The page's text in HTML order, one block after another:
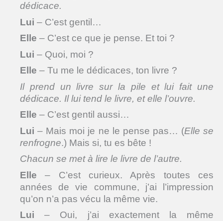
dédicace.
Lui – C’est gentil…
Elle – C’est ce que je pense. Et toi ?
Lui – Quoi, moi ?
Elle – Tu me le dédicaces, ton livre ?
Ilprend un livre sur la pile et lui fait une
dédicace. Il lui tend le livre, et elle l’ouvre.
Elle – C’est gentil aussi…
Lui – Mais moi je ne le pense pas… (Elle se
renfrogne.) Mais si, tu es bête !
Chacun se met à lire le livre de l’autre.
Elle – C’est curieux. Après toutes ces
années de vie commune, j’ai l’impression
qu’on n’a pas vécu la même vie.
Lui – Oui, j’ai exactement la même